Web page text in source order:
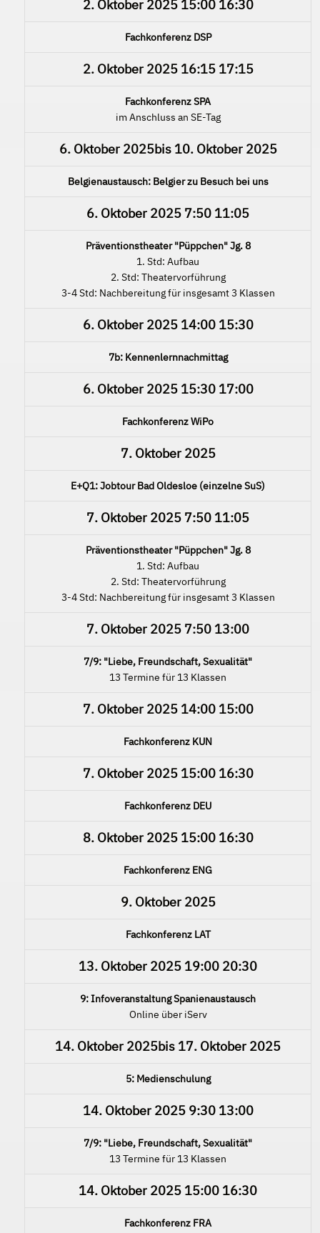
2. Oktober 202515:00 16:30
Fachkonferenz DSP
2. Oktober 202516:15 17:15
Fachkonferenz SPA
im Anschluss an SE-Tag
6. Oktober 2025bis 10. Oktober 2025
Belgienaustausch: Belgier zu Besuch bei uns
6. Oktober 2025 7:50 11:05
Präventionstheater "Püppchen" Jg. 8
1. Std: Aufbau
2. Std: Theatervorführung
3-4 Std: Nachbereitung für insgesamt 3 Klassen
6. Oktober 202514:00 15:30
7b: Kennenlernnachmittag
6. Oktober 202515:30 17:00
Fachkonferenz WiPo
7. Oktober 2025
E+Q1: Jobtour Bad Oldesloe (einzelne SuS)
7. Oktober 2025 7:50 11:05
Präventionstheater "Püppchen" Jg. 8
1. Std: Aufbau
2. Std: Theatervorführung
3-4 Std: Nachbereitung für insgesamt 3 Klassen
7. Oktober 2025 7:50 13:00
7/9: "Liebe, Freundschaft, Sexualität"
13 Termine für 13 Klassen
7. Oktober 202514:00 15:00
Fachkonferenz KUN
7. Oktober 202515:00 16:30
Fachkonferenz DEU
8. Oktober 202515:00 16:30
Fachkonferenz ENG
9. Oktober 2025
Fachkonferenz LAT
13. Oktober 2025 19:00 20:30
9: Infoveranstaltung Spanienaustausch
Online über iServ
14. Oktober 2025bis 17. Oktober 2025
5: Medienschulung
14. Oktober 20259:30 13:00
7/9: "Liebe, Freundschaft, Sexualität"
13 Termine für 13 Klassen
14. Oktober 2025 15:00 16:30
Fachkonferenz FRA